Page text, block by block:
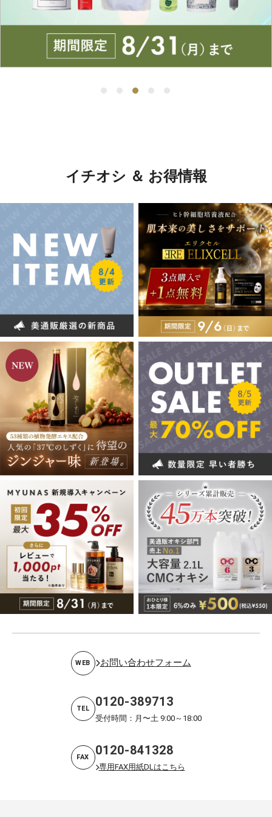
イチオシ ＆ お得情報
WEB お問い合わせフォーム
TEL 0120-389713
受付時間：月〜土 9:00～18:00
FAX 0120-841328
専用FAX用紙DLはこちら